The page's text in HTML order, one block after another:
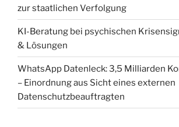
zur staatlichen Verfolgung
KI-Beratung bei psychischen
& Lösungen
WhatsApp Datenleck: 3,5 Milliarden
– Einordnung aus Sicht eines externen
Datenschutzbeauftragten